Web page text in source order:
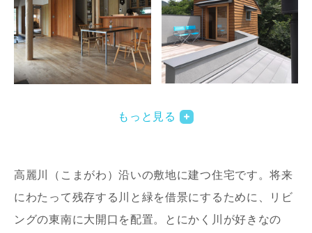
もっと見る
高麗川（こまがわ）沿いの敷地に建つ住宅です。将来
にわたって残存する川と緑を借景にするために、リビ
ングの東南に大開口を配置。とにかく川が好きなの